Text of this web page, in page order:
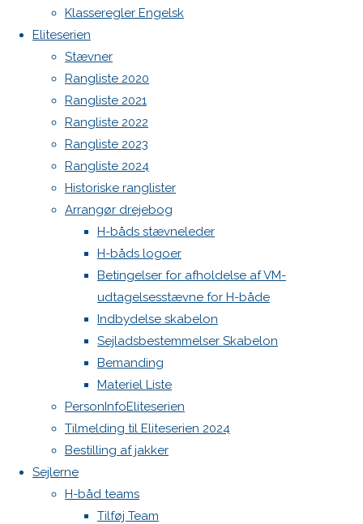
Klasseregler Engelsk
Eliteserien
Stævner
Rangliste 2020
Rangliste 2021
Rangliste 2022
Rangliste 2023
Rangliste 2024
Historiske ranglister
Arrangør drejebog
H-båds stævneleder
H-båds logoer
Betingelser for afholdelse af VM-
udtagelsesstævne for H-både
Indbydelse skabelon
Sejladsbestemmelser Skabelon
Bemanding
Materiel Liste
PersonInfoEliteserien
Tilmelding til Eliteserien 2024
Bestilling af jakker
Sejlerne
H-båd teams
Tilføj Team
image
Next
image
Skriv
et
svar
Din e-
mailadresse
vil ikke
blive
publiceret.
Krævede
felter er
markeret
med
Comment
WordPress.org